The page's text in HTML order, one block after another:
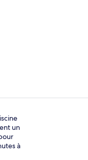
Standard, vue sur
un
à